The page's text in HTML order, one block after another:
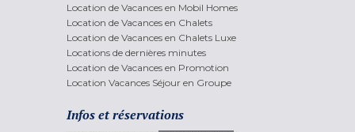
Location de Vacances en Mobil Homes
Location de Vacances en Chalets
Location de Vacances en Chalets Luxe
Locations de dernières minutes
Location de Vacances en Promotion
Location Vacances Séjour en Groupe
Infos et réservations